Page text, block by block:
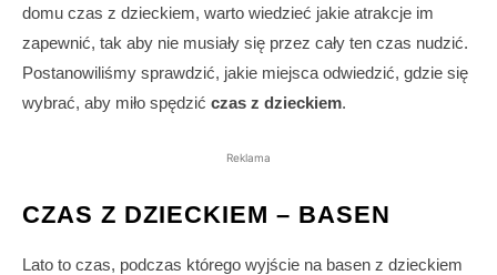
domu czas z dzieckiem, warto wiedzieć jakie atrakcje im
zapewnić, tak aby nie musiały się przez cały ten czas nudzić.
Postanowiliśmy sprawdzić, jakie miejsca odwiedzić, gdzie się
wybrać, aby miło spędzić czas z dzieckiem.
Reklama
CZAS Z DZIECKIEM – BASEN
Lato to czas, podczas którego wyjście na basen z dzieckiem